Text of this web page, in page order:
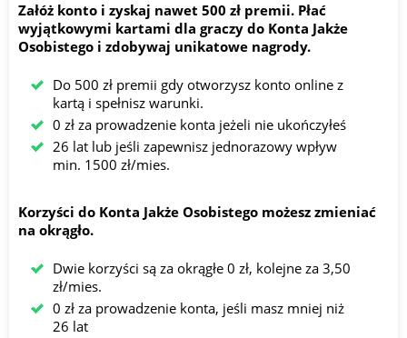
Załóż konto i zyskaj nawet 500 zł premii. Płać
wyjątkowymi kartami dla graczy do Konta Jakże
Osobistego i zdobywaj unikatowe nagrody.
Do 500 zł premii gdy otworzysz konto online z
kartą i spełnisz warunki.
0 zł za prowadzenie konta jeżeli nie ukończyłeś
26 lat lub jeśli zapewnisz jednorazowy wpływ
min. 1500 zł/mies.
Korzyści do Konta Jakże Osobistego możesz zmieniać
na okrągło.
Dwie korzyści są za okrągłe 0 zł, kolejne za 3,50
zł/mies.
0 zł za prowadzenie konta, jeśli masz mniej niż
26 lat